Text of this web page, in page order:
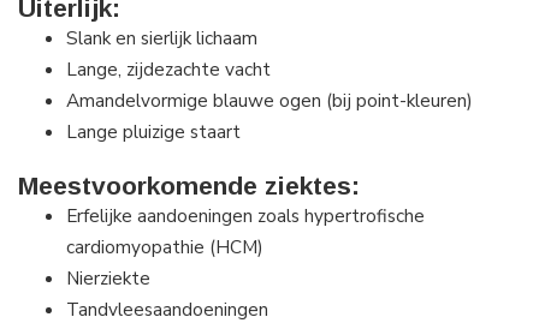
Uiterlijk:
Slank en sierlijk lichaam
Lange, zijdezachte vacht
Amandelvormige blauwe ogen (bij point-kleuren)
Lange pluizige staart
Meestvoorkomende ziektes:
Erfelijke aandoeningen zoals hypertrofische
cardiomyopathie (HCM)
Nierziekte
Tandvleesaandoeningen